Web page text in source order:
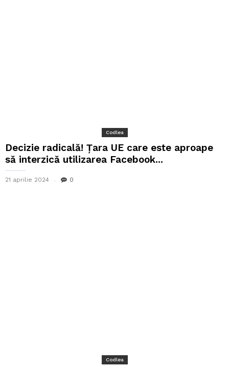
Codlea
Decizie radicală! Țara UE care este aproape
să interzică utilizarea Facebook...
21 aprilie 2024 0
Codlea